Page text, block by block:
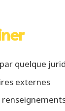
quelque
externes